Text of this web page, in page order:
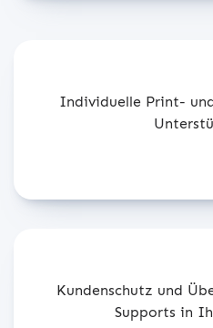
Individuelle Print-
Kundenschutz und
Supports in